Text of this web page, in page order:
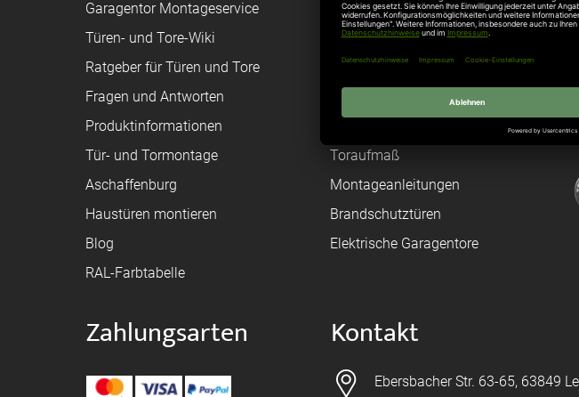
Garagentor Montageservice
Türen- und Tore-Wiki
Ratgeber für Türen und Tore
Fragen und Antworten
Produktinformationen
Tür- und Tormontage
Aschaffenburg
Haustüren montieren
Blog
RAL-Farbtabelle
Versand
Zahlungsarten
Bestellvorgang
Toraufmaß
Montageanleitungen
Brandschutztüren
Elektrische Garagentore
Zahlungsarten Kontakt
Ebersbacher Str. 63-65, 63849